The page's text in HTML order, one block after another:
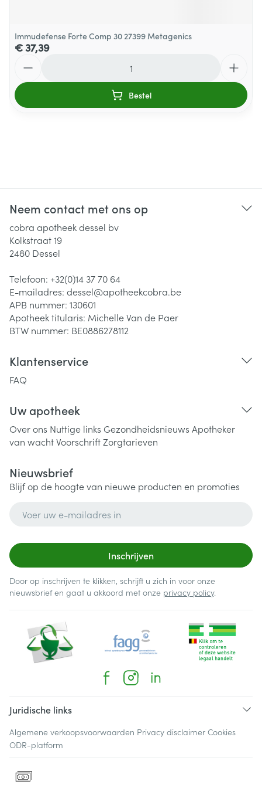
Immudefense Forte Comp 30 27399 Metagenics
€ 37,39
Bestel
Neem contact met ons op
cobra apotheek dessel bv
Kolkstraat 19
2480 Dessel
Telefoon: +32(0)14 37 70 64
E-mailadres: dessel@apotheekcobra.be
APB nummer: 130601
Apotheek titularis: Michelle Van de Paer
BTW nummer: BE0886278112
Klantenservice
FAQ
Uw apotheek
Over ons Nuttige links Gezondheidsnieuws Apotheker
van wachtVoorschriftZorgtarieven
Nieuwsbrief
Blijf op de hoogte van nieuwe producten en promoties
Inschrijven
Door op inschrijven te klikken, schrijft u zich in voor onze
nieuwsbrief en gaat u akkoord met onze privacy policy.
Juridische links
Algemene verkoopsvoorwaarden Privacy disclaimer Cookies
ODR-platform